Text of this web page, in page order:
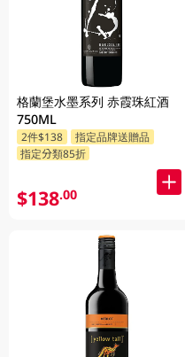
格蘭堡水墨系列 赤霞珠紅酒
750ML
2件$138
指定品牌送贈品
指定分類85折
$138.00